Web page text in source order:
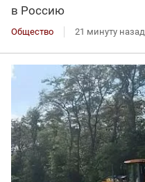
в Россию
Общество 21 минуту назад